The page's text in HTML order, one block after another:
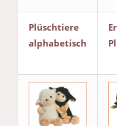
Plüschtiere
alphabetisch